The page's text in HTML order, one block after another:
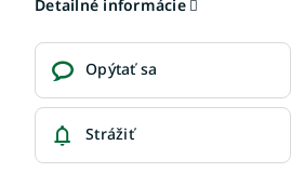
Detailné informácie
Opýtať sa
Strážiť